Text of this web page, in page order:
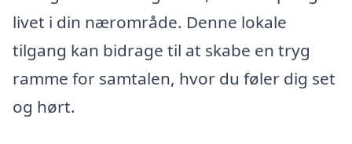
livet i din nærområde. Denne lokale
tilgang kan bidrage til at skabe en tryg
ramme for samtalen, hvor du føler dig set
og hørt.